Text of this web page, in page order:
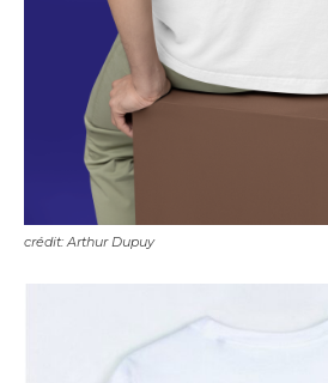
crédit: Arthur Dupuy